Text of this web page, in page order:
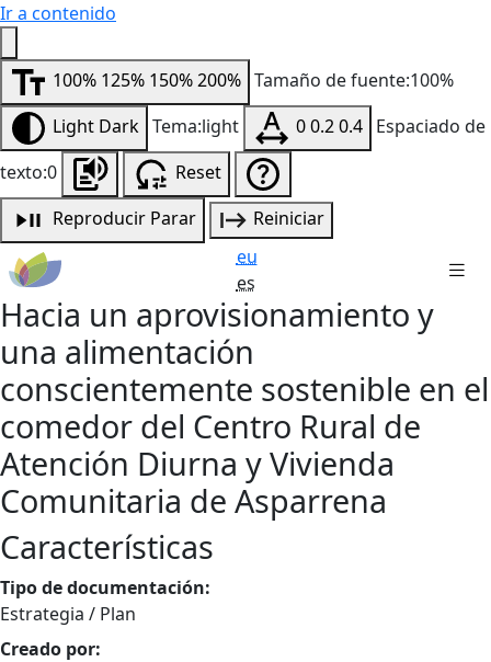
Ir a contenido
100% 125% 150%200% Tamaño de fuente:100%
Light Dark Tema:light 00.20.4 Espaciado de
texto:0
Reset
Reproducir Parar
Reiniciar
eu
es
Hacia un aprovisionamiento y
una alimentación
conscientemente sostenible en el
comedor del Centro Rural de
Atención Diurna y Vivienda
Comunitaria de Asparrena
Características
Tipo de documentación:
Estrategia / Plan
Creado por: